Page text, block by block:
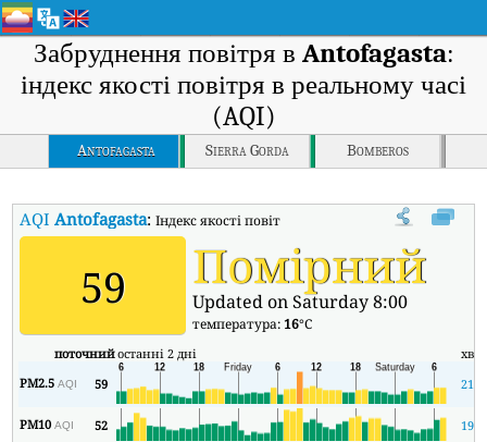
Забруднення повітря в Antofagasta:
індекс якості повітря в реальному часі
(AQI)
Antofagasta Sierra Gorda Bomberos
AQIAntofagasta:Індекс якості повітря в реальному часі (AQI)
59 Помірний
Updated on Saturday 8:00
температура: 16°C
поточнийостанні 2 дні хв
PM2.5AQI 59 21
PM10AQI 52 19